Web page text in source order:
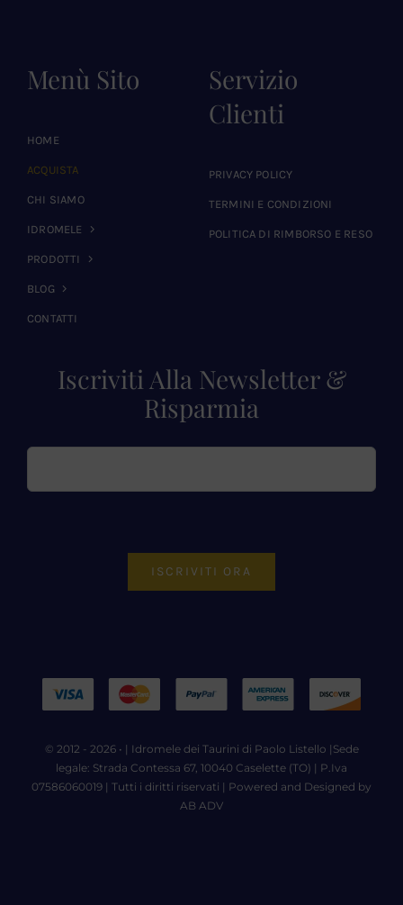
Menù Sito
HOME
ACQUISTA
CHI SIAMO
IDROMELE
PRODOTTI
BLOG
CONTATTI
Servizio
Clienti
PRIVACY POLICY
TERMINI E CONDIZIONI
POLITICA DI RIMBORSO E RESO
Iscriviti Alla Newsletter &
Risparmia
ISCRIVITI ORA
© 2012 - 2026 • | Idromele dei Taurini di Paolo Listello |Sede
legale: Strada Contessa 67, 10040 Caselette (TO) | P.Iva
07586060019 | Tutti i diritti riservati | Powered and Designed by
AB ADV